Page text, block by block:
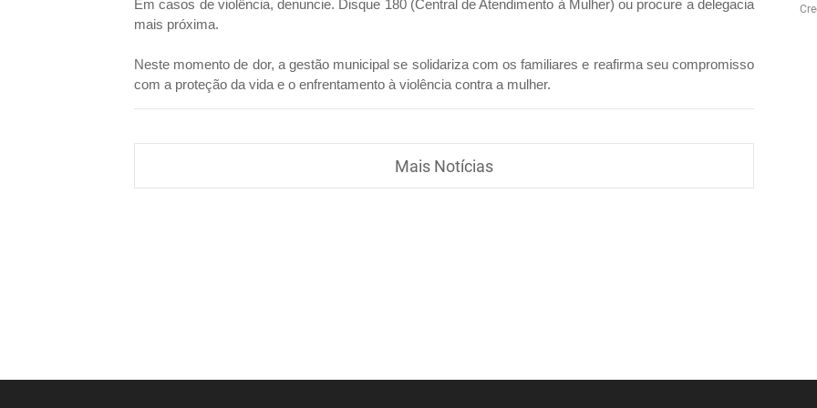
Em casos de violência, denuncie. Disque 180 (Central de Atendimento à Mulher) ou procure a delegacia
mais próxima.
Neste momento de dor, a gestão municipal se solidariza com os familiares e reafirma seu compromisso
com a proteção da vida e o enfrentamento à violência contra a mulher.
Mais Notícias